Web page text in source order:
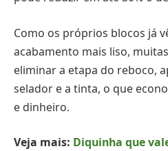
Como os próprios blocos já
acabamento mais liso,
eliminar a etapa do reboco,
selador e a tinta, o que
e dinheiro.
Veja mais: Diquinha que